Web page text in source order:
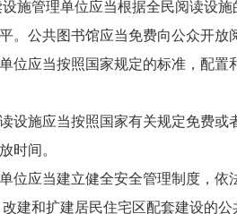
施管理单位应当根据全民阅读设
。公共图书馆应当免费向公众开放
位应当按照国家规定的标准，配
设施应当按照国家有关规定免费
时间。
位应当建立健全安全管理制度，依
建和扩建居民住宅区配套建设的